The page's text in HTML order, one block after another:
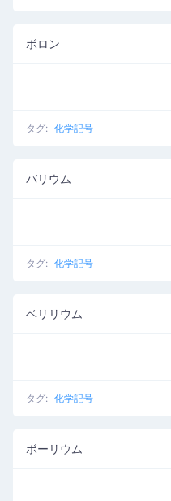
ボロン
タグ: 化学記号
バリウム
タグ: 化学記号
ベリリウム
タグ: 化学記号
ボーリウム